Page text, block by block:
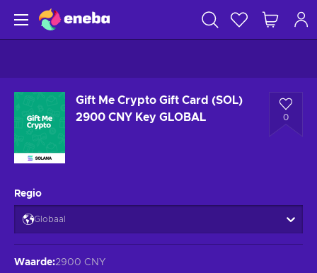
Gift Me Crypto Gift Card (SOL)
2900 CNY Key GLOBAL
0
Regio
Globaal
Waarde:2900 CNY